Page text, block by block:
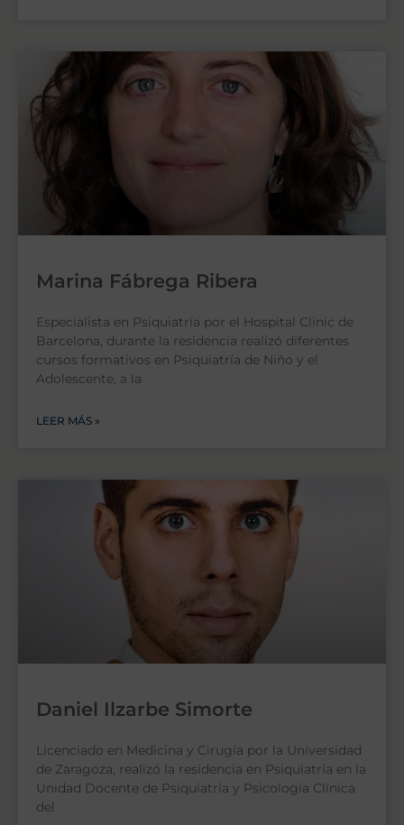
Marina Fábrega Ribera
Especialista en Psiquiatría por el Hospital Clinic de
Barcelona, durante la residencia realizó diferentes
cursos formativos en Psiquiatría de Niño y el
Adolescente, a la
LEER MÁS »
Daniel Ilzarbe Simorte
Licenciado en Medicina y Cirugía por la Universidad
de Zaragoza, realizó la residencia en Psiquiatría en la
Unidad Docente de Psiquiatría y Psicología Clínica
del